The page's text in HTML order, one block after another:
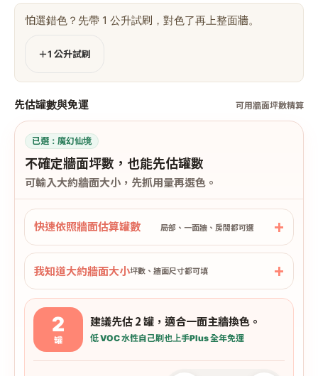
怕選錯色？先帶 1 公升試刷，對色了再上整面牆。
＋1 公升試刷
先估罐數與免運 可用牆面坪數精算
已選： 魔幻仙境
不確定牆面坪數，也能先估罐數
可輸入大約牆面大小，先抓用量再選色。
快速依照牆面估算罐數 局部、一面牆、房間都可選
我知道大約牆面大小坪數、牆面尺寸都可填
2
罐
建議先估 2 罐，適合一面主牆換色。
低 VOC 水性自己刷也上手Plus 全年免運